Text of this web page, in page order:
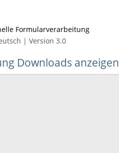
Formularverarbeitung
| Version 3.0
Downloads anzeigen